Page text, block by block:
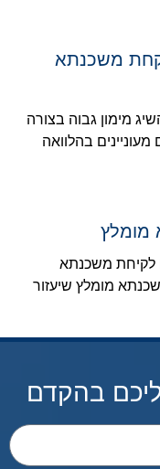
משכנתא
מימון גבוה בצורה
בהלוואה
מומלץ
לקיחת משכנתא
מומלץ שיעזור
בהקדם